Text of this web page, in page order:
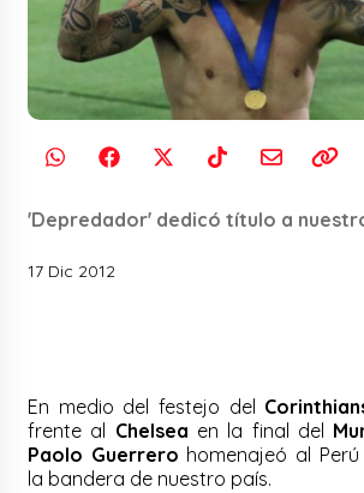
'Depredador' dedicó título a
17 Dic 2012
En medio del festejo del
frente al Chelsea en la final del
Paolo Guerrero homenajeó al
la bandera de nuestro país.